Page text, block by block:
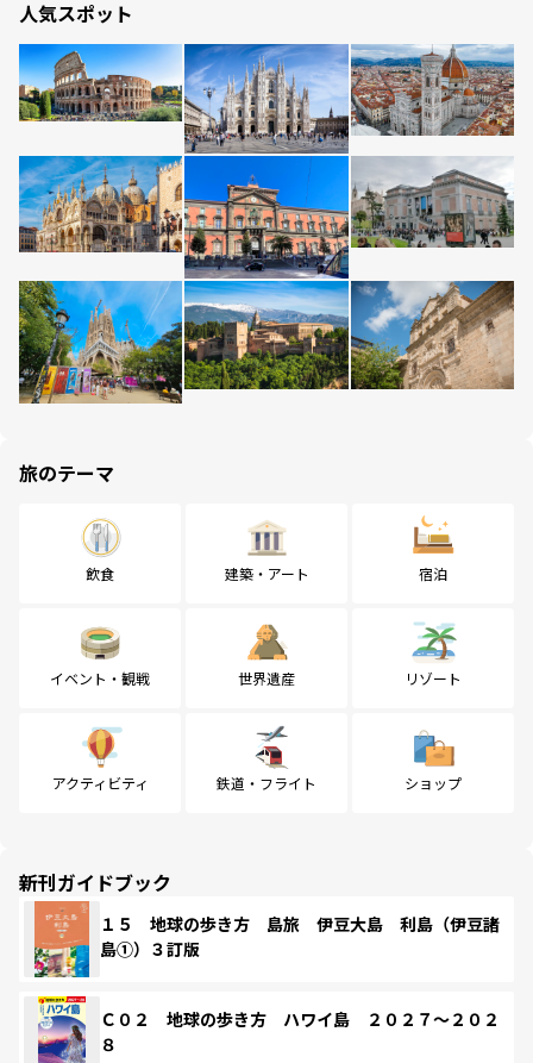
人気スポット
旅のテーマ
飲食 建築・アート 宿泊
イベント・観戦 世界遺産 リゾート
アクティビティ 鉄道・フライト ショップ
新刊ガイドブック
１５ 地球の歩き方 島旅 伊豆大島 利島（伊豆諸
島①）３訂版
Ｃ０２ 地球の歩き方 ハワイ島 ２０２７～２０２
８